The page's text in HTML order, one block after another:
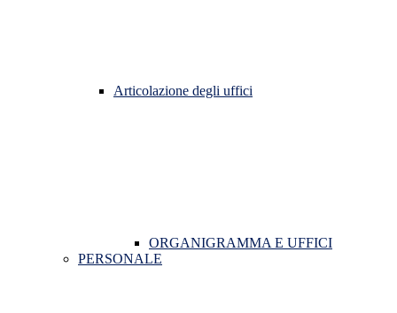
Articolazione degli uffici
ORGANIGRAMMA E UFFICI
PERSONALE